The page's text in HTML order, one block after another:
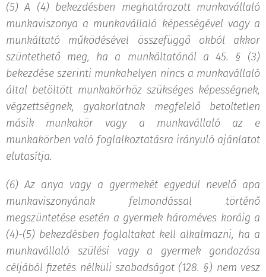
(5) A (4) bekezdésben meghatározott munkavállaló
munkaviszonya a munkavállaló képességével vagy a
munkáltató működésével összefüggő okból akkor
szüntethető meg, ha a munkáltatónál a 45. § (3)
bekezdése szerinti munkahelyen nincs a munkavállaló
által betöltött munkakörhöz szükséges képességnek,
végzettségnek, gyakorlatnak megfelelő betöltetlen
másik munkakör vagy a munkavállaló az e
munkakörben való foglalkoztatásra irányuló ajánlatot
elutasítja.
(6) Az anya vagy a gyermekét egyedül nevelő apa
munkaviszonyának felmondással történő
megszüntetése esetén a gyermek hároméves koráig a
(4)-(5) bekezdésben foglaltakat kell alkalmazni, ha a
munkavállaló szülési vagy a gyermek gondozása
céljából fizetés nélküli szabadságot (128. §) nem vesz